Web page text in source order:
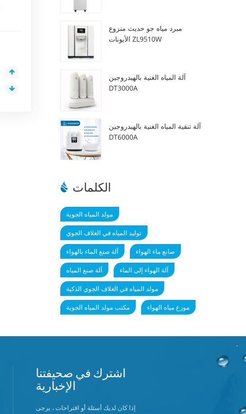
مبرد مياه جو حديث منزوع
الأيونات ZL9510W
آلة المياه الغنية بالهيدروجين
DT3000A
آلة تنقية المياه الغنية بالهيدروجين
DT6000A
الكلمات
مولد المياه الجوية
توليد المياه في الغلاف الجوي
آلة صنع الماء بالهواء صانع ماء الهواء
آلة صنع المياه آلة الهواء إلى الماء
مولد المياه في الغلاف الجوي الذكية
مكتب مولد المياه الجوية موزع مياه الهواء
اشترك في صحيفتنا
الإخبارية
إذا كان لديك أسئلة أو اقتراحات ، يرجى